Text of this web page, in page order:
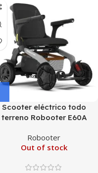
Scooter eléctrico todo
terreno Robooter E60A
Robooter
Out of stock